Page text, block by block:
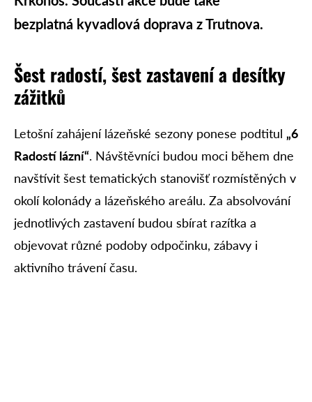
bezplatná kyvadlová doprava z Trutnova.
Šest radostí, šest zastavení a desítky
zážitků
Letošní zahájení lázeňské sezony ponese podtitul „6
Radostí lázní“. Návštěvníci budou moci během dne
navštívit šest tematických stanovišť rozmístěných v
okolí kolonády a lázeňského areálu. Za absolvování
jednotlivých zastavení budou sbírat razítka a
objevovat různé podoby odpočinku, zábavy i
aktivního trávení času.